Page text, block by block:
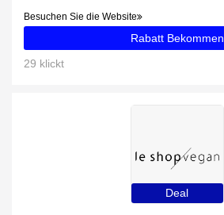
Besuchen Sie die Website
Rabatt Bekommen
29 klickt
Deal